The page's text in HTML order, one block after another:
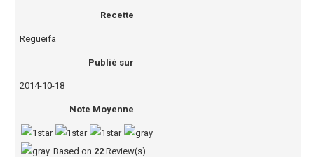
Recette
Regueifa
Publié sur
2014-10-18
Note Moyenne
Based on 22 Review(s)